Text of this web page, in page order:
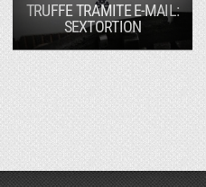
TRUFFE TRAMITE E-MAIL:
SEXTORTION